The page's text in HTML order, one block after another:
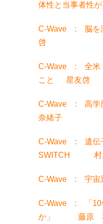
体性と当事者性
C-Wave : 脳
啓
C-Wave : 全米
こと 星
C-Wave : 高
奈緒子
C-Wave : 遺伝
SWITCH 村
C-Wave : 宇宙
C-Wave : 「10
か」 藤